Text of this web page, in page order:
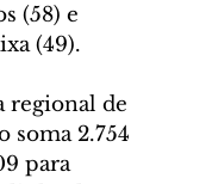
(58) e
(49).
regional de
soma 2.754
para